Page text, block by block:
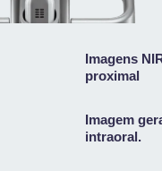
Imagens
proximal
Imagem
intraoral.